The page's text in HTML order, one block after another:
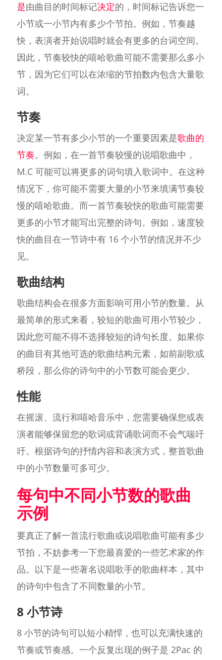
是由曲目的时间标记决定的，时间标记告诉您一
小节或一小节内有多少个节拍。例如，节奏越
快，表演者开始说唱时就会有更多的台词空间。
因此，节奏较快的嘻哈歌曲可能不需要那么多小
节，因为它们可以在浓缩的节拍数内包含大量歌
词。
节奏
决定某一节有多少小节的一个重要因素是歌曲的
节奏。例如，在一首节奏较慢的说唱歌曲中，
M.C 可能可以将更多的词句填入歌词中。在这种
情况下，你可能不需要大量的小节来填满节奏较
慢的嘻哈歌曲。而一首节奏较快的歌曲可能需要
更多的小节才能写出完整的诗句。例如，速度较
快的曲目在一节诗中有 16 个小节的情况并不少
见。
歌曲结构
歌曲结构会在很多方面影响可用小节的数量。从
最简单的形式来看，较短的歌曲可用小节较少，
因此您可能不得不选择较短的诗句长度。如果你
的曲目有其他可选的歌曲结构元素，如前副歌或
桥段，那么你的诗句中的小节数可能会更少。
性能
在摇滚、流行和嘻哈音乐中，您需要确保您或表
演者能够保留您的歌词或背诵歌词而不会气喘吁
吁。根据诗句的抒情内容和表演方式，整首歌曲
中的小节数量可多可少。
每句中不同小节数的歌曲
示例
要真正了解一首流行歌曲或说唱歌曲可能有多少
节拍，不妨参考一下您最喜爱的一些艺术家的作
品。以下是一些著名说唱歌手的歌曲样本，其中
的诗句中包含了不同数量的小节。
8 小节诗
8 小节的诗句可以短小精悍，也可以充满快速的
节奏或节奏感。一个反复出现的例子是 2Pac 的